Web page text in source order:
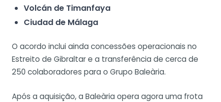
Volcán de Timanfaya
Ciudad de Málaga
O acordo inclui ainda concessões operacionais no
Estreito de Gibraltar e a transferência de cerca de
250 colaboradores para o Grupo Baleària.
Após a aquisição, a Baleària opera agora uma frota